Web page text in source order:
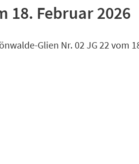
18. Februar 2026
Glien Nr. 02 JG 22 vom